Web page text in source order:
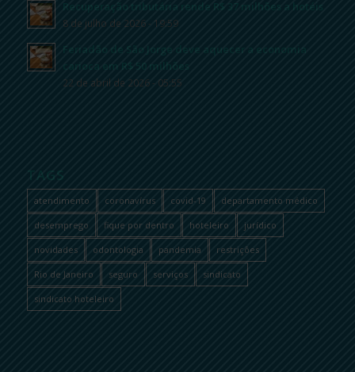
Recuperação tributária rende R$ 37 milhões a hotéis
8 de julho de 2026 - 19:59
Feriadão de São Jorge deve aquecer a economia
carioca em R$ 50 milhões
22 de abril de 2026 - 05:55
TAGS
atendimento coronavírus covid-19 departamento médico
desemprego fique por dentro hoteleiro jurídico
novidades odontologia pandemia restrições
Rio de Janeiro seguro serviços sindicato
sindicato hoteleiro